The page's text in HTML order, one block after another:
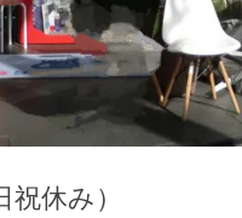
祝休み）